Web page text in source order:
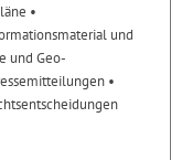
•
und
und Geo-
•